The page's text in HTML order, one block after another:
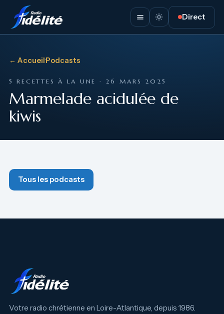
Direct
← Accueil·Podcasts
5 RECETTES À LA UNE · 26 MARS 2025
Marmelade acidulée de
kiwis
Tous les podcasts
Votre radio chrétienne en Loire-Atlantique, depuis 1986.